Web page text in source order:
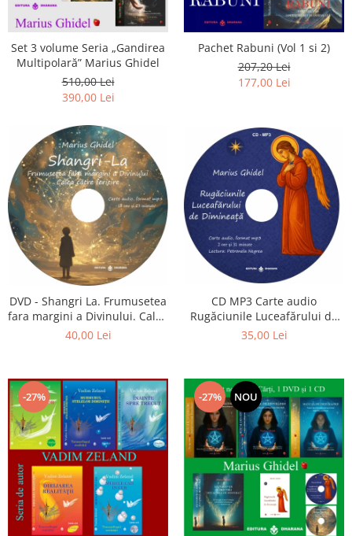
Set 3 volume Seria „Gandirea
Multipolară” Marius Ghidel
510,00 Lei
390,00 Lei
Pachet Rabuni (Vol 1 si 2)
207,20 Lei
177,00 Lei
DVD - Shangri La. Frumusetea
fara margini a Divinului. Calea
catre fericire
40,00 Lei
CD MP3 Carte audio
Rugăciunile Luceafărului de
dimineață
35,00 Lei
-27% -27% NOU